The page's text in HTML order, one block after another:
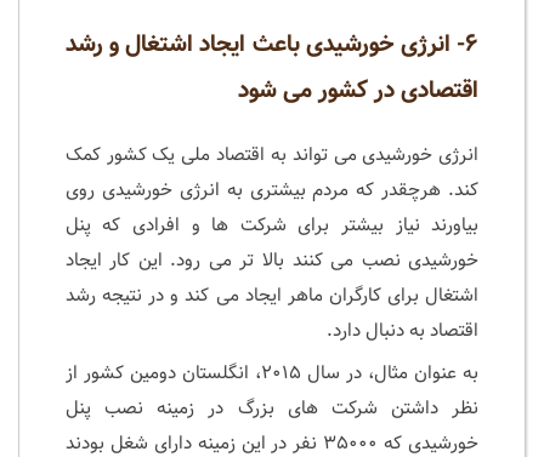
۶- انرژی خورشیدی باعث ایجاد اشتغال و رشد
اقتصادی در کشور می شود
انرژی خورشیدی می تواند به اقتصاد ملی یک کشور کمک
کند. هرچقدر که مردم بیشتری به انرژی خورشیدی روی
بیاورند نیاز بیشتر برای شرکت ها و افرادی که پنل
خورشیدی نصب می کنند بالا تر می رود. این کار ایجاد
اشتغال برای کارگران ماهر ایجاد می کند و در نتیجه رشد
اقتصاد به دنبال دارد.
به عنوان مثال، در سال ۲۰۱۵، انگلستان دومین کشور از
نظر داشتن شرکت های بزرگ در زمینه نصب پنل
خورشیدی که ۳۵۰۰۰ نفر در این زمینه دارای شغل بودند